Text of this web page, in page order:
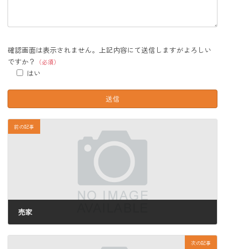
確認画面は表示されません。上記内容にて送信しますがよろしい
ですか？
（必須）
はい
前の記事
売家
次の記事